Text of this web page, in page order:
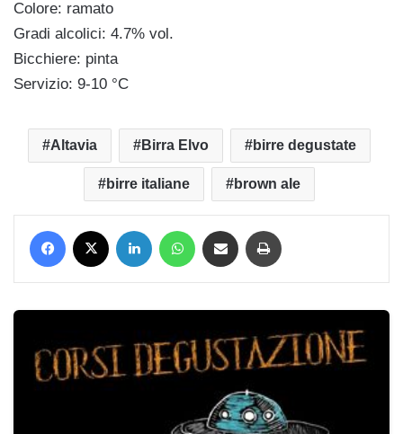
Colore: ramato
Gradi alcolici: 4.7% vol.
Bicchiere: pinta
Servizio: 9-10 °C
Altavia Birra Elvo birre degustate
birre italiane brown ale
Facebook LinkedIn WhatsApp Condividi via mail